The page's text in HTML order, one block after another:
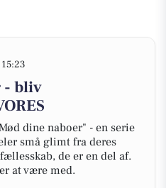
- bliv
dine naboer" - en serie
små glimt fra deres
de er en del af.
at være med.